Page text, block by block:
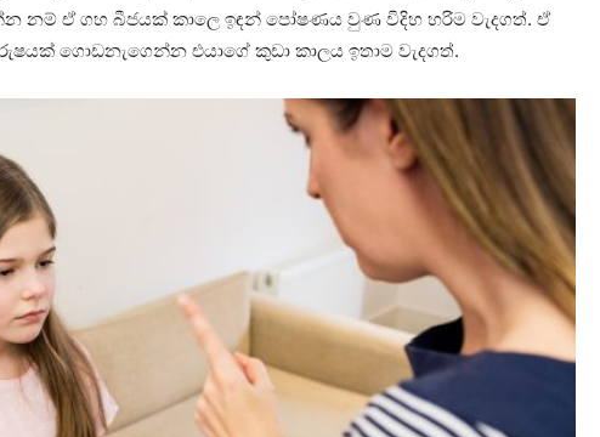
නම් ඒ ගහ බීජයක් කාලෙ ඉඳන් පෝෂණය වුණ විදිහ හරිම වැදගත්. ඒ
ගොඩනැගෙන්න එයාගේ කුඩා කාලය ඉතාම වැදගත්.